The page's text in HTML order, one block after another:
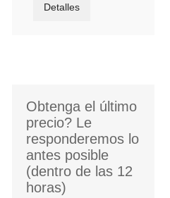
Detalles
Obtenga el último
precio? Le
responderemos lo
antes posible
(dentro de las 12
horas)